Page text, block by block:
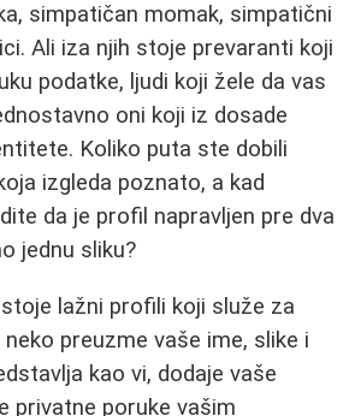
simpatičan momak, simpatični
Ali iza njih stoje prevaranti koji
podatke, ljudi koji žele da vas
oni koji iz dosade
Koliko puta ste dobili
izgleda poznato, a kad
da je profil napravljen pre dva
jednu sliku?
lažni profili koji služe za
neko preuzme vaše ime, slike i
kao vi, dodaje vaše
privatne poruke vašim